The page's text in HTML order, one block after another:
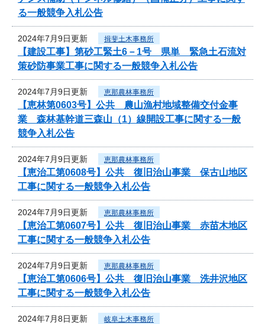
る一般競争入札公告
2024年7月9日更新 揖斐土木事務所
【建設工事】第砂工緊土6－1号 県単 緊急土石流対
策砂防事業工事に関する一般競争入札公告
2024年7月9日更新 恵那農林事務所
【恵林第0603号】公共 農山漁村地域整備交付金事
業 森林基幹道三森山（1）線開設工事に関する一般
競争入札公告
2024年7月9日更新 恵那農林事務所
【恵治工第0608号】公共 復旧治山事業 保古山地区
工事に関する一般競争入札公告
2024年7月9日更新 恵那農林事務所
【恵治工第0607号】公共 復旧治山事業 赤苗木地区
工事に関する一般競争入札公告
2024年7月9日更新 恵那農林事務所
【恵治工第0606号】公共 復旧治山事業 洗井沢地区
工事に関する一般競争入札公告
2024年7月8日更新 岐阜土木事務所